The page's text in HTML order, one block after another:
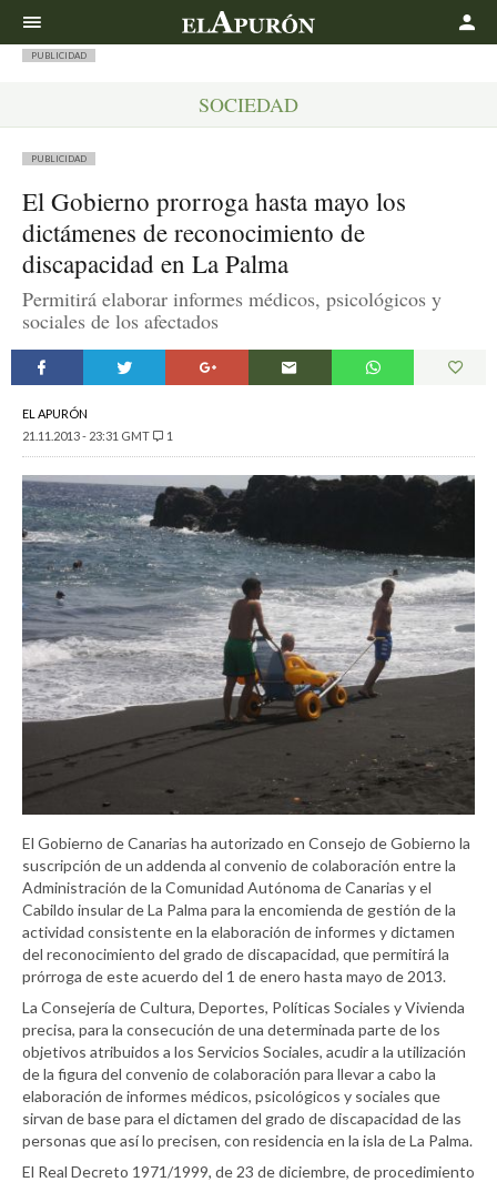
PUBLICIDAD
SOCIEDAD
PUBLICIDAD
El Gobierno prorroga hasta mayo los
dictámenes de reconocimiento de
discapacidad en La Palma
Permitirá elaborar informes médicos, psicológicos y
sociales de los afectados
EL APURÓN
21.11.2013 - 23:31 GMT
1
El Gobierno de Canarias ha autorizado en Consejo de Gobierno la
suscripción de un addenda al convenio de colaboración entre la
Administración de la Comunidad Autónoma de Canarias y el
Cabildo insular de La Palma para la encomienda de gestión de la
actividad consistente en la elaboración de informes y dictamen
del reconocimiento del grado de discapacidad, que permitirá la
prórroga de este acuerdo del 1 de enero hasta mayo de 2013.
La Consejería de Cultura, Deportes, Políticas Sociales y Vivienda
precisa, para la consecución de una determinada parte de los
objetivos atribuidos a los Servicios Sociales, acudir a la utilización
de la figura del convenio de colaboración para llevar a cabo la
elaboración de informes médicos, psicológicos y sociales que
sirvan de base para el dictamen del grado de discapacidad de las
personas que así lo precisen, con residencia en la isla de La Palma.
El Real Decreto 1971/1999, de 23 de diciembre, de procedimiento